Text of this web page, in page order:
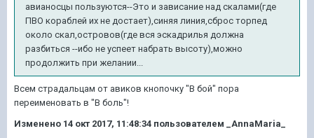
авианосцы пользуются--Это и зависание над скалами(где
ПВО кораблей их не достает),синяя линия,сброс торпед
около скал,островов(где вся эскадрилья должна
разбиться --ибо не успеет набрать высоту),можно
продолжить при желании...
Всем страдальцам от авиков кнопочку "В бой" пора
переименовать в "В боль"!
Изменено 14 окт 2017, 11:48:34 пользователем _AnnaMaria_